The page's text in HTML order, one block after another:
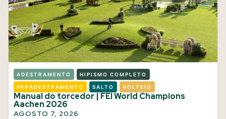
ADESTRAMENTO HIPISMO COMPLETO
PARADESTRAMENTO SALTO VOLTEIO
Manual do torcedor | FEI World Champions
Aachen 2026
AGOSTO 7, 2026